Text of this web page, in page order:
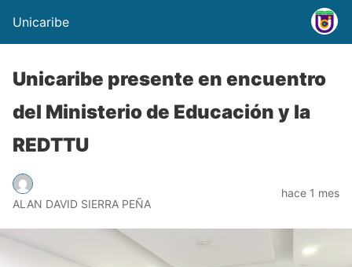
Unicaribe
Unicaribe presente en encuentro
del Ministerio de Educación y la
REDTTU
ALAN DAVID SIERRA PEÑA
hace 1 mes